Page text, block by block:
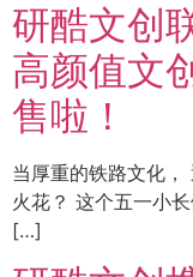
研酷文创
高颜值文
售啦！
当厚重的铁路文化
火花？ 这个五一小
[…]